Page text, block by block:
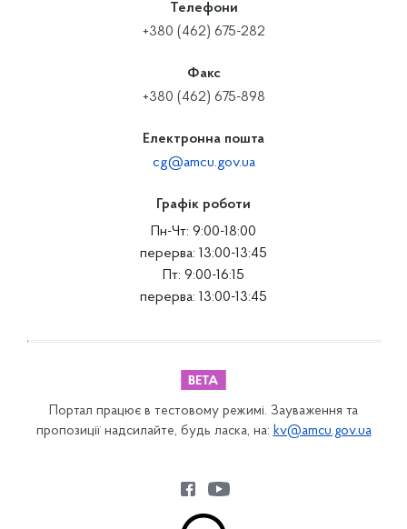
Телефони
+380 (462) 675-282
Факс
+380 (462) 675-898
Електронна пошта
cg@amcu.gov.ua
Графік роботи
Пн-Чт: 9:00-18:00
перерва: 13:00-13:45
Пт: 9:00-16:15
перерва: 13:00-13:45
Портал працює в тестовому режимі. Зауваження та
пропозиції надсилайте, будь ласка, на: kv@amcu.gov.ua